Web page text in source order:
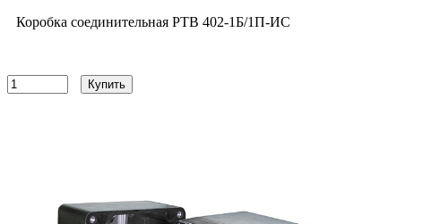
Коробка соединительная РТВ 402-1Б/1П-ИС
Купить